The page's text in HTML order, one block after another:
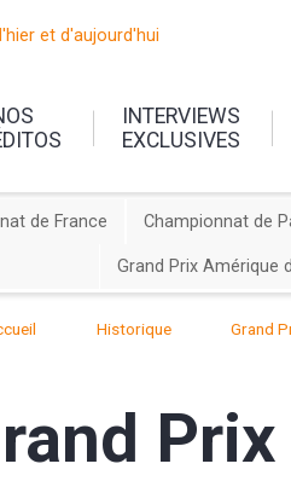
et d'aujourd'hui
INTERVIEWS
EXCLUSIVES
de France Championnat de
Grand Prix Amérique
Historique Grand